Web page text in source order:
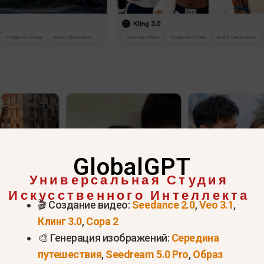
Sora после ее удаления:
доступ к официальному
GlobalGPT
Универсальная Студия
Искусственного Интеллекта
🎬 Создание видео: Seedance 2.0,Veo 3.1,
Клинг 3.0,Сора 2
🎨 Генерация изображений: Середина
путешествия,Seedream 5.0 Pro,Образ